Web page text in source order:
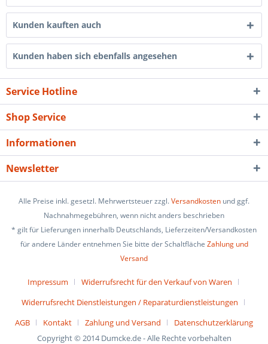
Kunden kauften auch
Kunden haben sich ebenfalls angesehen
Service Hotline
Shop Service
Informationen
Newsletter
Alle Preise inkl. gesetzl. Mehrwertsteuer zzgl.Versandkosten und ggf.
Nachnahmegebühren, wenn nicht anders beschrieben
* gilt für Lieferungen innerhalb Deutschlands, Lieferzeiten/Versandkosten
für andere Länder entnehmen Sie bitte der Schaltfläche Zahlung und
Versand
Impressum
Widerrufsrecht für den Verkauf von Waren
Widerrufsrecht Dienstleistungen / Reparaturdienstleistungen
AGB
Kontakt Zahlung und Versand
Datenschutzerklärung
Copyright © 2014 Dumcke.de - Alle Rechte vorbehalten